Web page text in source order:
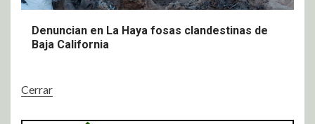
Denuncian en La Haya fosas clandestinas de
Baja California
Cerrar